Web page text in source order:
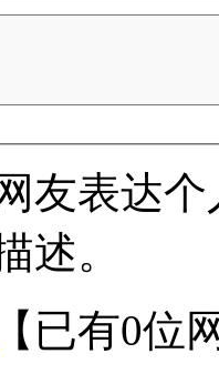
友表达
述。
【已有0位